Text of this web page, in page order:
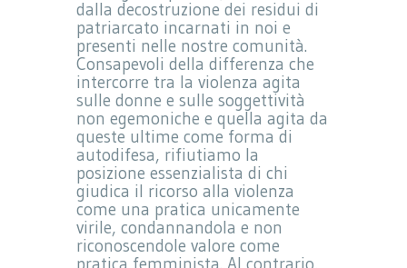
dalla decostruzione dei residui di
patriarcato incarnati in noi e
presenti nelle nostre comunità.
Consapevoli della differenza che
intercorre tra la violenza agita
sulle donne e sulle soggettività
non egemoniche e quella agita da
queste ultime come forma di
autodifesa, rifiutiamo la
posizione essenzialista di chi
giudica il ricorso alla violenza
come una pratica unicamente
virile, condannandola e non
riconoscendole valore come